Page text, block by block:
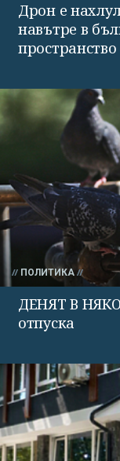
Дрон е
навътре в
пространство
ПОЛИТИКА
ДЕНЯТ В
отпуска